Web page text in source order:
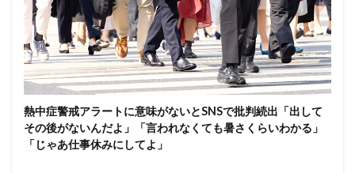
熱中症警戒アラートに意味がないとSNSで批判続出「出して
その後がないんだよ」「言われなくても暑さくらいわかる」
「じゃあ仕事休みにしてよ」